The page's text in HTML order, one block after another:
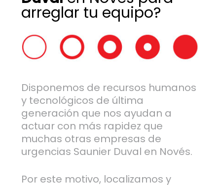
arreglar tu equipo?
Disponemos de recursos humanos
y tecnológicos de última
generación que nos ayudan a
actuar con más rapidez que
muchas otras empresas de
urgencias Saunier Duval en Novés.
Por este motivo, localizamos y